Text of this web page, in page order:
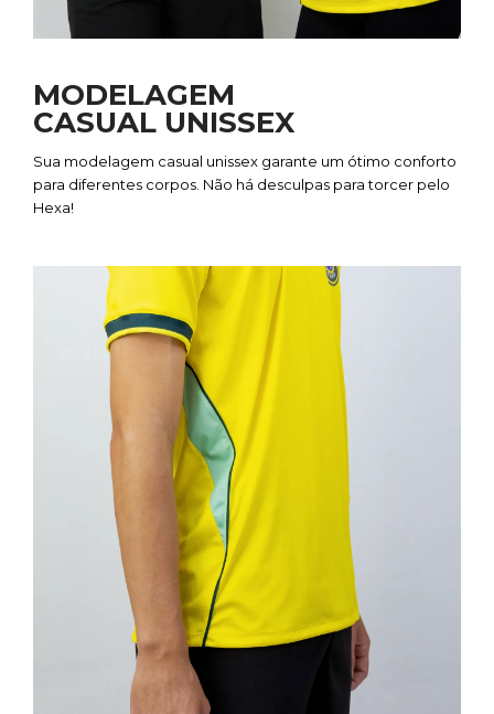
MODELAGEM
CASUAL UNISSEX
Sua modelagem casual unissex garante um ótimo conforto
para diferentes corpos. Não há desculpas para torcer pelo
Hexa!